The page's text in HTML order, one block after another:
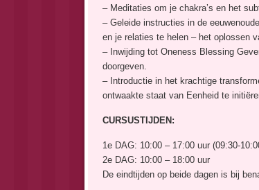
– Meditaties om je chakra’s en het
– Geleide instructies in de
en je relaties te helen – het oplossen
– Inwijding tot Oneness Blessing
doorgeven.
– Introductie in het krachtige
ontwaakte staat van Eenheid te
CURSUSTIJDEN:
1e DAG: 10:00 – 17:00 uur (09:30-
2e DAG: 10:00 – 18:00 uur
De eindtijden op beide dagen is bij